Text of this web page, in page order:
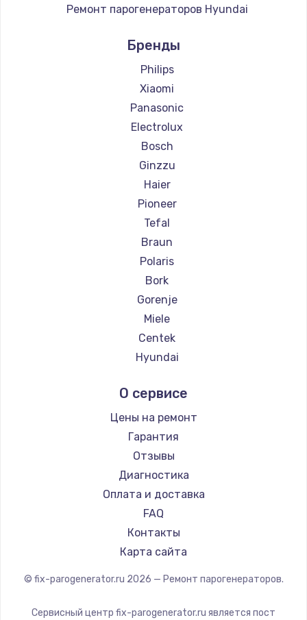
Ремонт парогенераторов Hyundai
Ремонт парогенераторов DELTA
Ремонт парогенераторов Silter
Ремонт парогенераторов Chayka
Ремонт парогенераторов Beko
Ремонт парогенераторов Vivitek
Ремонт парогенераторов RED solution
Бренды
Philips
Xiaomi
Panasonic
Electrolux
Bosch
Ginzzu
Haier
Pioneer
Tefal
Braun
Polaris
Bork
Gorenje
Miele
Centek
Hyundai
DELTA
Silter
Chayka
Beko
Vivitek
RED solution
О сервисе
Цены на ремонт
Гарантия
Отзывы
Диагностика
Оплата и доставка
FAQ
Контакты
Карта сайта
© fix-parogenerator.ru 2026 — Ремонт парогенераторов.
Сервисный центр fix-parogenerator.ru является пост